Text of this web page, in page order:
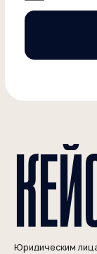
Юридическим